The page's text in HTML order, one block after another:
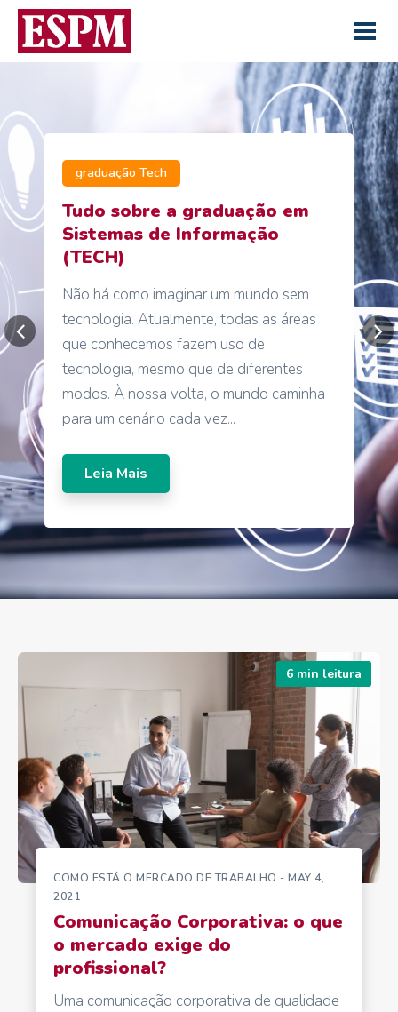
graduação Tech
Tudo sobre a graduação em
Sistemas de Informação
(TECH)
Não há como imaginar um mundo sem
tecnologia. Atualmente, todas as áreas
que conhecemos fazem uso de
tecnologia, mesmo que de diferentes
modos. À nossa volta, o mundo caminha
para um cenário cada vez...
Leia Mais
6 min leitura
COMO ESTÁ O MERCADO DE TRABALHO - MAY 4,
2021
Comunicação Corporativa: o que
o mercado exige do
profissional?
Uma comunicação corporativa de qualidade